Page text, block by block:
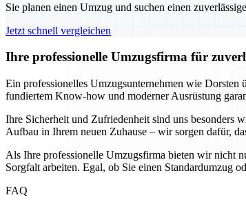
Sie planen einen Umzug und suchen einen
Jetzt schnell vergleichen
Ihre professionelle Umzugsfirma für
Ein professionelles Umzugsunternehmen wie
fundiertem Know-how und moderner Ausrüstung
Ihre Sicherheit und Zufriedenheit sind uns besonders
Aufbau in Ihrem neuen Zuhause – wir sorgen dafür,
Als Ihre professionelle Umzugsfirma bieten wir nicht
Sorgfalt arbeiten. Egal, ob Sie einen Standardumzug
FAQ